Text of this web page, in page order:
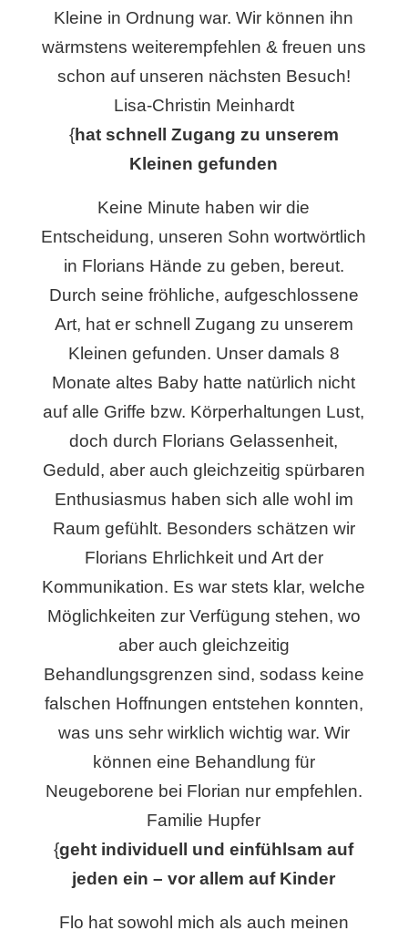
Kleine in Ordnung war. Wir können ihn
wärmstens weiterempfehlen & freuen uns
schon auf unseren nächsten Besuch!
Lisa-Christin Meinhardt
{hat schnell Zugang zu unserem
Kleinen gefunden
Keine Minute haben wir die
Entscheidung, unseren Sohn wortwörtlich
in Florians Hände zu geben, bereut.
Durch seine fröhliche, aufgeschlossene
Art, hat er schnell Zugang zu unserem
Kleinen gefunden. Unser damals 8
Monate altes Baby hatte natürlich nicht
auf alle Griffe bzw. Körperhaltungen Lust,
doch durch Florians Gelassenheit,
Geduld, aber auch gleichzeitig spürbaren
Enthusiasmus haben sich alle wohl im
Raum gefühlt. Besonders schätzen wir
Florians Ehrlichkeit und Art der
Kommunikation. Es war stets klar, welche
Möglichkeiten zur Verfügung stehen, wo
aber auch gleichzeitig
Behandlungsgrenzen sind, sodass keine
falschen Hoffnungen entstehen konnten,
was uns sehr wirklich wichtig war. Wir
können eine Behandlung für
Neugeborene bei Florian nur empfehlen.
Familie Hupfer
{geht individuell und einfühlsam auf
jeden ein – vor allem auf Kinder
Flo hat sowohl mich als auch meinen